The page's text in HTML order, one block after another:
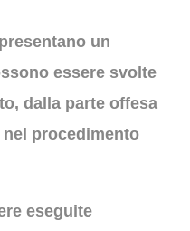
un
essere svolte
dalla parte offesa
procedimento
eseguite